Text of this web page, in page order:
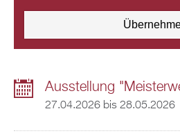
Ausstellung
27.04.2026bis 28.05.2026